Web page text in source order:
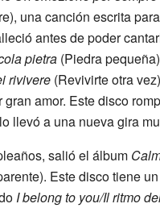
una canción escrita
antes de poder
pietra (Piedra
rivivere (Revivirte otra
amor. Este disco
llevó a una nueva gira
salió el álbum
Este disco tiene
I belong to you/Il ritmo